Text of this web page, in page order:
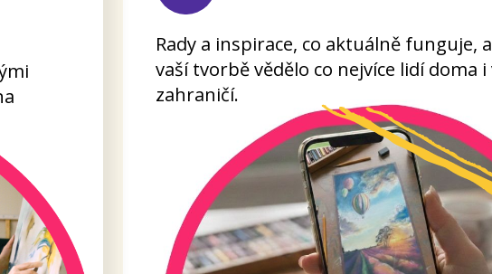
Praktické rady pro nastavení mysli a motivaci,
díky nimž neztratíte chuť tvořit a získáte
odvahu svou tvorbu sdílet i nabízet.